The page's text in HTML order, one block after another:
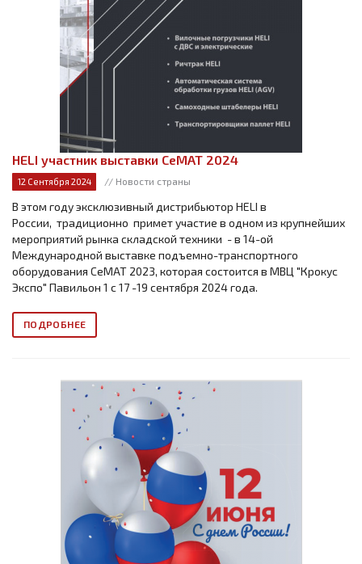
HELI участник выставки СеМАТ 2024
12 Сентября 2024 // Новости страны
В этом году эксклюзивный дистрибьютор HELI в
России, традиционно примет участие в одном из крупнейших
мероприятий рынка складской техники - в 14-ой
Международной выставке подъемно-транспортного
оборудования СеМАТ 2023, которая состоится в МВЦ "Крокус
Экспо" Павильон 1 с 17 -19 сентября 2024 года.
ПОДРОБНЕЕ